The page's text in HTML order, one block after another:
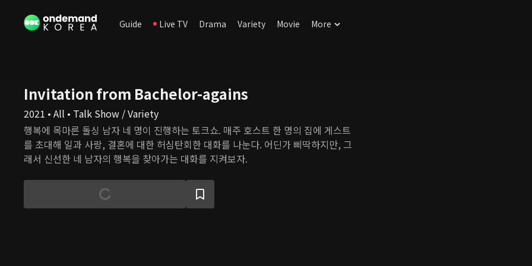
Guide Live TV Drama Variety Movie More
Invitation from Bachelor-agains
2021 • All • Talk Show / Variety
행복에 목마른 돌싱 남자 네 명이 진행하는 토크쇼. 매주 호스트 한 명의 집에 게스트
를 초대해 일과 사랑, 결혼에 대한 허심탄회한 대화를 나눈다. 어딘가 삐딱하지만, 그
래서 신선한 네 남자의 행복을 찾아가는 대화를 지켜보자.